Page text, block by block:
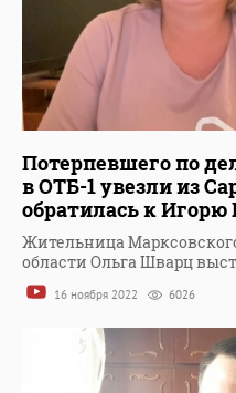
Потерпевшего по
в ОТБ-1 увезли из
обратилась к Игорю
Жительница
области Ольга Шварц
16 ноября 2022 6026